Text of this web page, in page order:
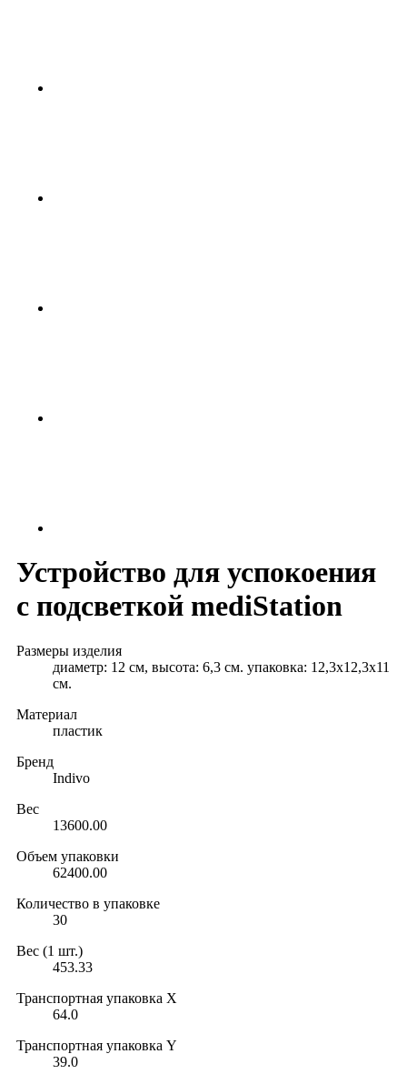
Устройство для успокоения
с подсветкой mediStation
Размеры изделия
диаметр: 12 см, высота: 6,3 см. упаковка: 12,3x12,3x11
см.
Материал
пластик
Бренд
Indivo
Вес
13600.00
Объем упаковки
62400.00
Количество в упаковке
30
Вес (1 шт.)
453.33
Транспортная упаковка X
64.0
Транспортная упаковка Y
39.0